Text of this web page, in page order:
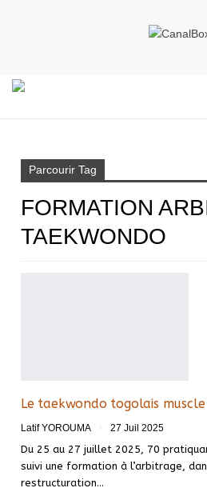
Parcourir Tag
FORMATION
TAEKWONDO
Le taekwondo togolais
Latif YOROUMA 27 Juil 2025
Du 25 au 27 juillet 2025, 70
suivi une formation à l’arbitrage,
restructuration…